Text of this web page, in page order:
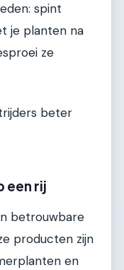
spint
je planten na
ze
beter
een rij
betrouwbare
producten zijn
en